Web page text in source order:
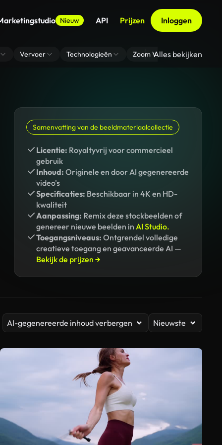
Nieuw API Prijzen Inloggen
Vervoer Technologieën Zoom Virtuele
Alles bekijken
Samenvatting van de beeldmateriaalcollectie
Licentie: Royaltyvrij voor commercieel
gebruik
Inhoud: Originele en door AI gegenereerde
video's
Specificaties: Beschikbaar in 4K en HD-
kwaliteit
Aanpassing: Remix deze stockbeelden of
genereer nieuwe beelden in AI Studio.
Toegangsniveaus: Ontgrendel volledige
creatieve toegang en geavanceerde AI —
Bekijk de prijzen →
AI-gegenereerde inhoud verbergen Nieuwste